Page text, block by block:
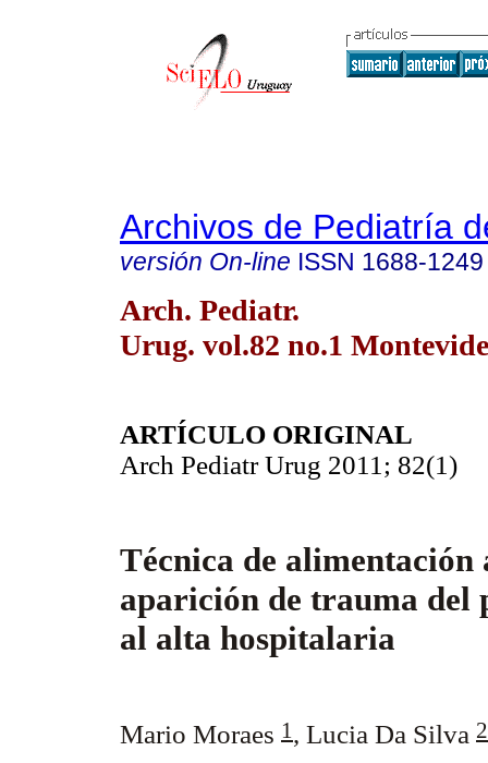
Archivos de Pediatría
versión On-line ISSN 1688-1249
Arch. Pediatr.
Urug. vol.82 no.1
ARTÍCULO ORIGINAL
Arch Pediatr Urug 2011; 82(1)
Técnica de alimentación
aparición de trauma del
al alta hospitalaria
Mario Moraes 1 , Lucia Da Silva 2